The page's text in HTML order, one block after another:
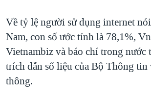
Về tỷ lệ người sử dụng internet
Nam, con số ước tính là 78,1%,
Vietnambiz và báo chí trong nước
trích dẫn số liệu của Bộ Thông tin
thông.